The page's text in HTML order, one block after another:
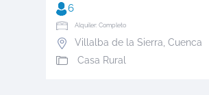
6
Alquiler: Completo
Villalba de la Sierra, Cuenca
Casa Rural